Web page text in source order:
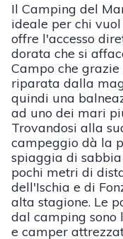
Il Camping del
ideale per chi
offre l'accesso
dorata che si
Campo che
riparata dalla
quindi una
ad uno dei mari
Trovandosi alla
campeggio dà la
spiaggia di
pochi metri di
dell'Ischia e di
alta stagione. Le
dal camping sono
e camper